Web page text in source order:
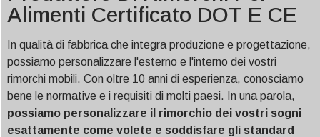
Alimenti Certificato DOT E CE
In qualità di fabbrica che integra produzione e progettazione,
possiamo personalizzare l'esterno e l'interno dei vostri
rimorchi mobili. Con oltre 10 anni di esperienza, conosciamo
bene le normative e i requisiti di molti paesi. In una parola,
possiamo personalizzare il rimorchio dei vostri sogni
esattamente come volete e soddisfare gli standard